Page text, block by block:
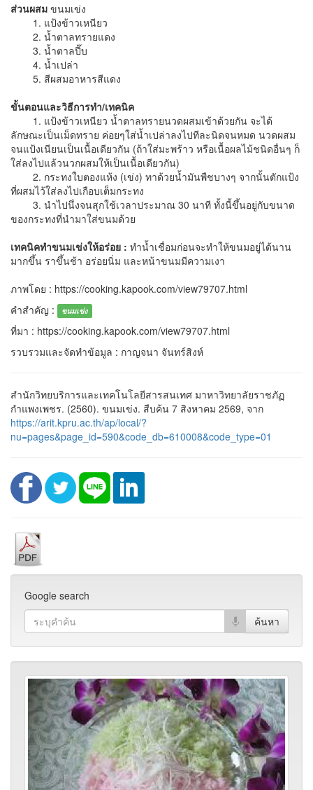
ส่วนผสม ขนมเข่ง
1. แป้งข้าวเหนียว
2. น้ำตาลทรายแดง
3. น้ำตาลปี๊บ
4. น้ำเปล่า
5. สีผสมอาหารสีแดง
ขั้นตอนและวิธีการทำ/เทคนิค
1. แป้งข้าวเหนียว น้ำตาลทรายนวดผสมเข้าด้วยกัน จะได้
ลักษณะเป็นเม็ดทราย ค่อยๆใส่น้ำเปล่าลงไปทีละนิดจนหมด นวดผสม
จนแป้งเนียนเป็นเนื้อเดียวกัน (ถ้าใส่มะพร้าว หรือเนื้อผลไม้ชนิดอื่นๆ ก็
ใส่ลงไปแล้วนวกผสมให้เป็นเนื้อเดียวกัน)
2. กระทงใบตองแห้ง (เข่ง) ทาด้วยน้ำมันพืชบางๆ จากนั้นตักแป้ง
ที่ผสมไว้ใส่ลงไปเกือบเต็มกระทง
3. นำไปนึ่งจนสุกใช้เวลาประมาณ 30 นาที ทั้งนี้ขึ้นอยู่กับขนาด
ของกระทงที่นำมาใส่ขนมด้วย
เทคนิคทำขนมเข่งให้อร่อย : ทำน้ำเชื่อมก่อนจะทำให้ขนมอยู่ได้นาน
มากขึ้น ราขึ้นช้า อร่อยนิ่ม และหน้าขนมมีความเงา
ภาพโดย : https://cooking.kapook.com/view79707.html
คำสำคัญ :
ขนมเข่ง
ที่มา : https://cooking.kapook.com/view79707.html
รวบรวมและจัดทำข้อมูล : กาญจนา จันทร์สิงห์
สำนักวิทยบริการและเทคโนโลยีสารสนเทศ มาหาวิทยาลัยราชภัฏ
กำแพงเพชร. (2560). ขนมเข่ง. สืบค้น 7 สิงหาคม 2569, จาก
https://arit.kpru.ac.th/ap/local/?
nu=pages&page_id=590&code_db=610008&code_type=01
Google search